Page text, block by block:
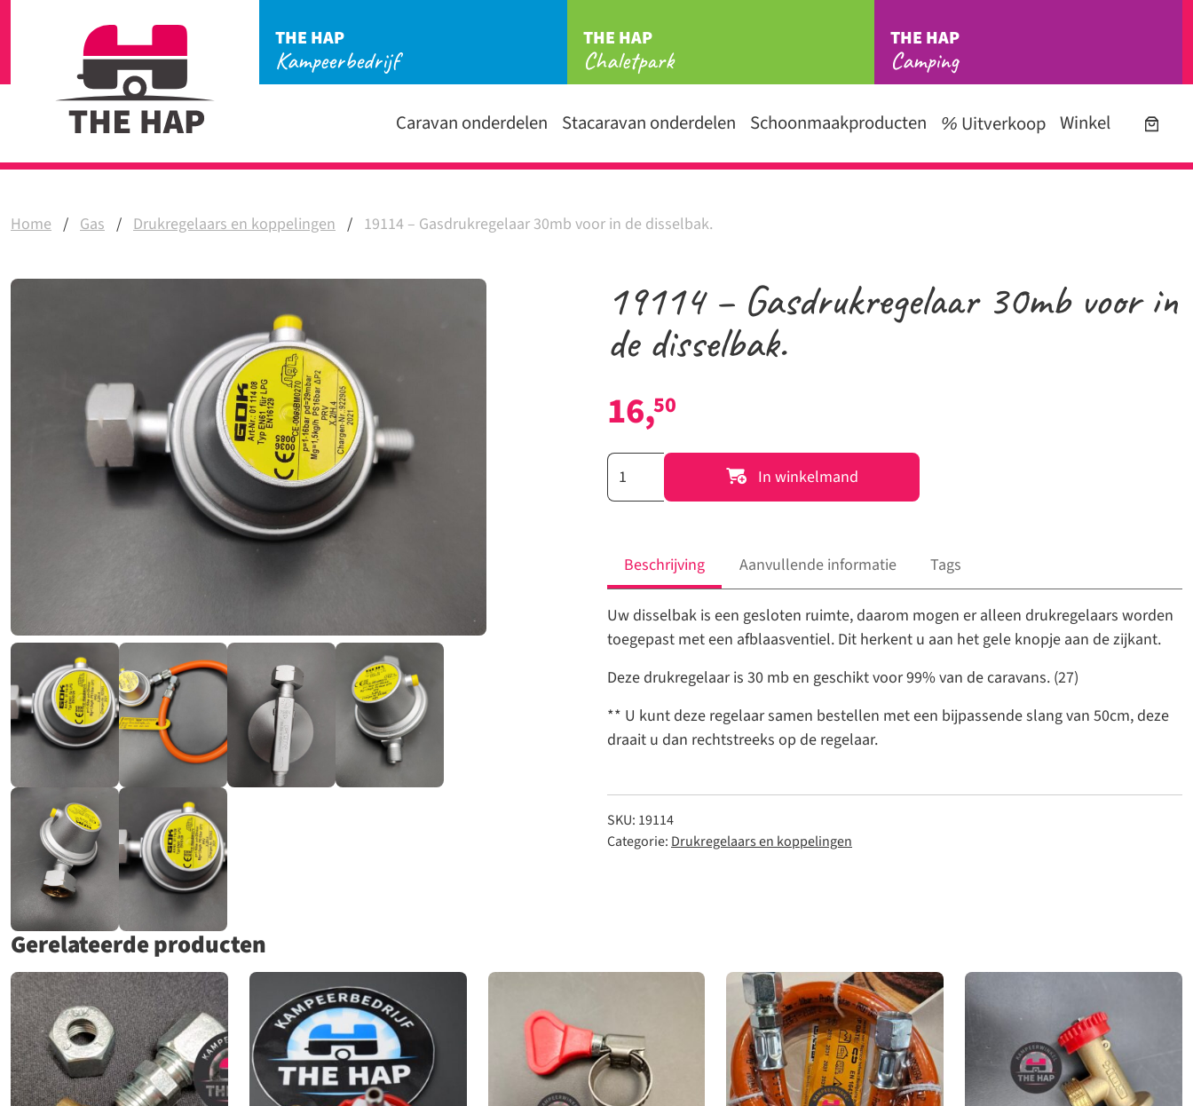
THE HAP
Kampeerbedrijf
THE HAP
Chaletpark
THE HAP
Camping
Caravan onderdelen Stacaravan onderdelen Schoonmaakproducten Uitverkoop Winkel
Home / Gas / Drukregelaars en koppelingen / 19114 – Gasdrukregelaar 30mb voor in de disselbak.
19114 – Gasdrukregelaar 30mb voor in
de disselbak.
16,50
19114
voor
in
de
disselbak.
aantal
In winkelmand
Beschrijving Aanvullende informatie Tags
Uw disselbak is een gesloten ruimte, daarom mogen er alleen drukregelaars worden
toegepast met een afblaasventiel. Dit herkent u aan het gele knopje aan de zijkant.
Deze drukregelaar is 30 mb en geschikt voor 99% van de caravans. (27)
** U kunt deze regelaar samen bestellen met een bijpassende slang van 50cm, deze
draait u dan rechtstreeks op de regelaar.
SKU: 19114
Categorie: Drukregelaars en koppelingen
Gerelateerde producten